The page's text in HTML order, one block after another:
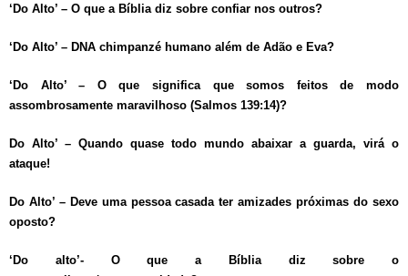
‘Do Alto’ – O que a Bíblia diz sobre confiar nos outros?
‘Do Alto’ – DNA chimpanzé humano além de Adão e Eva?
‘Do Alto’ – O que significa que somos feitos de modo
assombrosamente maravilhoso (Salmos 139:14)?
Do Alto’ – Quando quase todo mundo abaixar a guarda, virá o
ataque!
Do Alto’ – Deve uma pessoa casada ter amizades próximas do sexo
oposto?
‘Do alto’- O que a Bíblia diz sobre o